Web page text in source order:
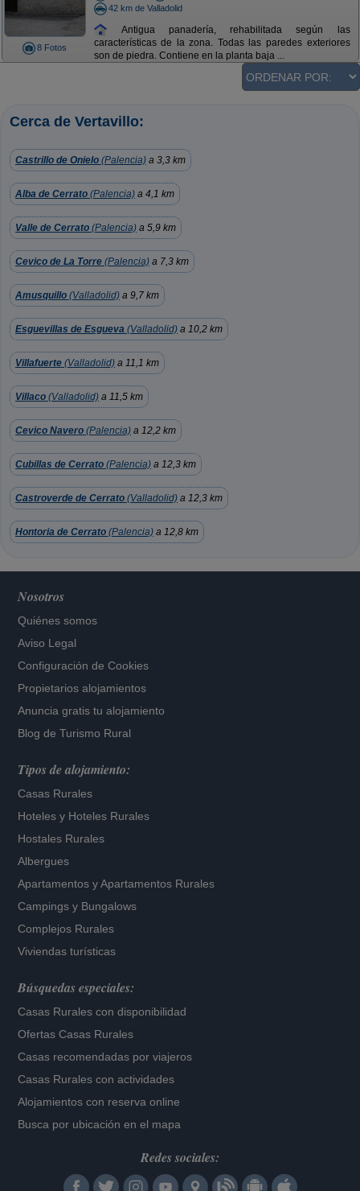
8 Fotos
42 km de Valladolid
Antigua panadería, rehabilitada según las
características de la zona. Todas las paredes exteriores
son de piedra. Contiene en la planta baja ...
Cerca de Vertavillo:
Castrillo de Onielo (Palencia) a 3,3 km
Alba de Cerrato (Palencia) a 4,1 km
Valle de Cerrato (Palencia) a 5,9 km
Cevico de La Torre (Palencia) a 7,3 km
Amusquillo (Valladolid) a 9,7 km
Esguevillas de Esgueva (Valladolid) a 10,2 km
Villafuerte (Valladolid) a 11,1 km
Villaco (Valladolid) a 11,5 km
Cevico Navero (Palencia) a 12,2 km
Cubillas de Cerrato (Palencia) a 12,3 km
Castroverde de Cerrato (Valladolid) a 12,3 km
Hontoria de Cerrato (Palencia) a 12,8 km
Nosotros
Quiénes somos
Aviso Legal
Configuración de Cookies
Propietarios alojamientos
Anuncia gratis tu alojamiento
Blog de Turismo Rural
Tipos de alojamiento:
Casas Rurales
Hoteles y Hoteles Rurales
Hostales Rurales
Albergues
Apartamentos yApartamentos Rurales
Campings y Bungalows
Complejos Rurales
Viviendas turísticas
Búsquedas especiales:
Casas Rurales con disponibilidad
Ofertas Casas Rurales
Casas recomendadas por viajeros
Casas Rurales con actividades
Alojamientos con reserva online
Busca por ubicación en el mapa
Redes sociales: